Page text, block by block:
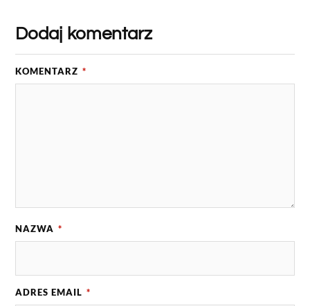
Dodaj komentarz
KOMENTARZ *
NAZWA *
ADRES EMAIL *